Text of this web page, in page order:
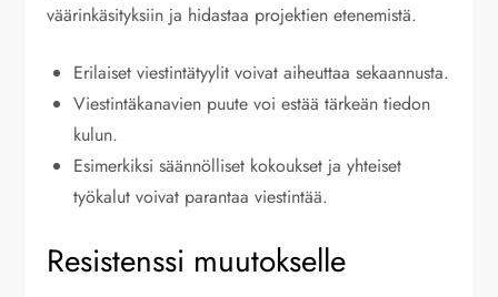
väärinkäsityksiin ja hidastaa projektien etenemistä.
Erilaiset viestintätyylit voivat aiheuttaa sekaannusta.
Viestintäkanavien puute voi estää tärkeän tiedon
kulun.
Esimerkiksi säännölliset kokoukset ja yhteiset
työkalut voivat parantaa viestintää.
Resistenssi muutokselle